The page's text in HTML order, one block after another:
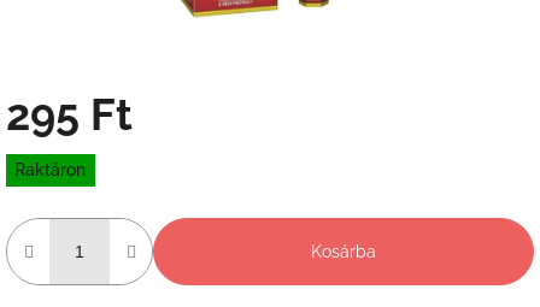
295 Ft
Egységár:
Raktáron
Kosárba